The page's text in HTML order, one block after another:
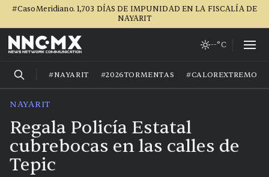
#CasoMeridiano. 1,703 DÍAS DE IMPUNIDAD EN LA FISCALÍA DE
NAYARIT
--°C
#NAYARIT #2026TORMENTAS #CALOREXTREMO
NAYARIT
Regala Policía Estatal
cubrebocas en las calles de
Tepic